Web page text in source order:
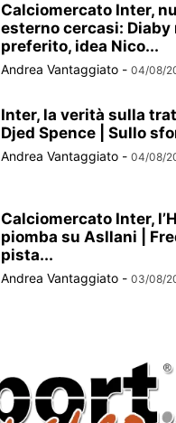
Calciomercato Inter,
esterno cercasi: Diaby
preferito, idea Nico...
Andrea Vantaggiato - 04/08/
Inter, la verità sulla
Djed Spence | Sullo
Andrea Vantaggiato - 04/08/
Calciomercato Inter,
piomba su Asllani |
pista...
Andrea Vantaggiato - 03/08/